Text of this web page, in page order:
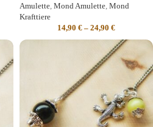
Amulette Mond Amulette Mond
Krafttiere
14,90 € – 24,90 €